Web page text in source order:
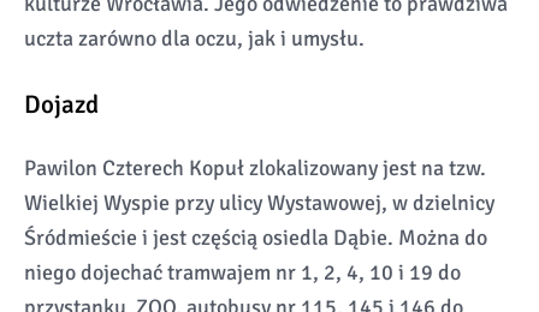
uczta zarówno dla oczu, jak i umysłu.
Dojazd
Pawilon Czterech Kopuł zlokalizowany jest na tzw.
Wielkiej Wyspie przy ulicy Wystawowej, w dzielnicy
Śródmieście i jest częścią osiedla Dąbie. Można do
niego dojechać tramwajem nr 1, 2, 4, 10 i 19 do